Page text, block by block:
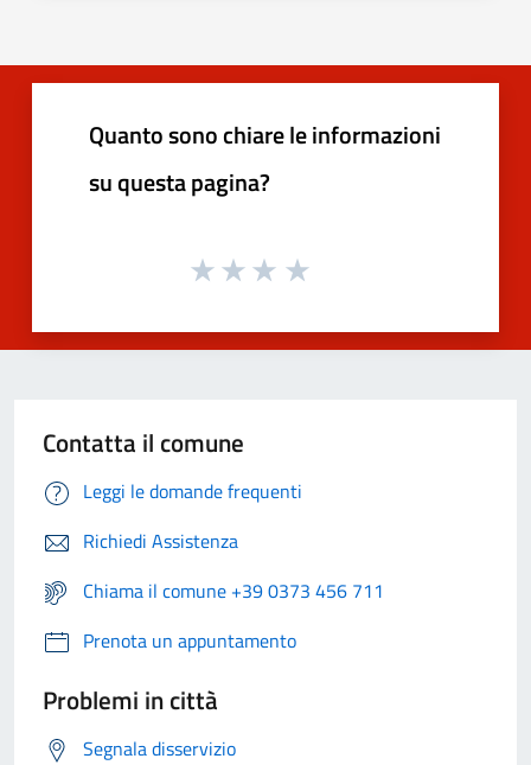
Quanto sono chiare le informazioni
su questa pagina?
Contatta il comune
Leggi le domande frequenti
Richiedi Assistenza
Chiama il comune +39 0373 456 711
Prenota un appuntamento
Problemi in città
Segnala disservizio